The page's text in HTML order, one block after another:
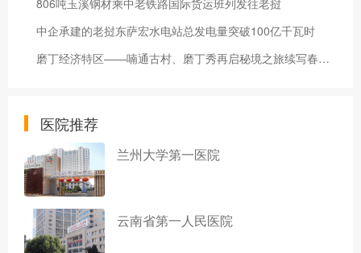
806吨玉溪钢材乘中老铁路国际货运班列发往老挝
中企承建的老挝东萨宏水电站总发电量突破100亿千瓦时
磨丁经济特区——喃通古村、磨丁秀再启秘境之旅续写春天的故事
医院推荐
兰州大学第一医院
云南省第一人民医院